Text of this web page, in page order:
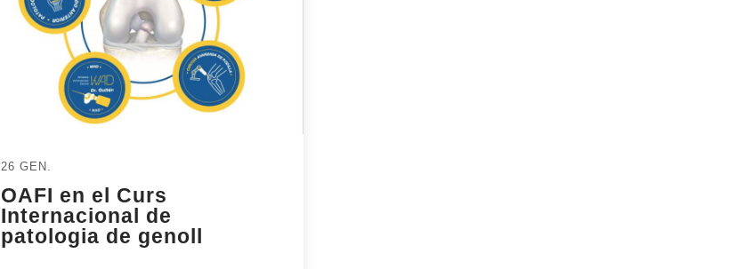
26 GEN.
OAFI en el Curs
Internacional de
patologia de genoll